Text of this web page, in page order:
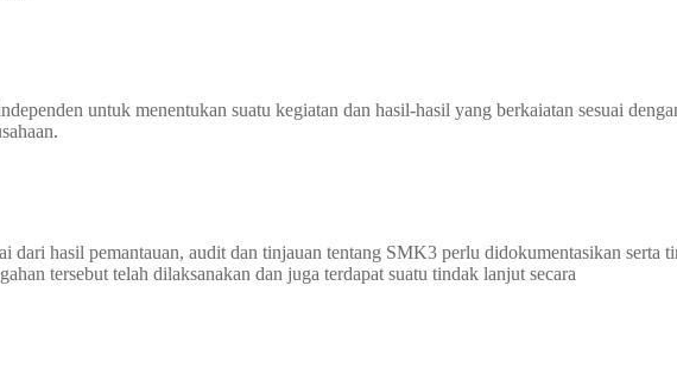
untuk menentukan suatu kegiatan dan hasil-hasil yang berkaiatan sesuai
dari hasil pemantauan, audit dan tinjauan tentang SMK3 perlu didokumentasikan serta
tersebut telah dilaksanakan dan juga terdapat suatu tindak lanjut secara